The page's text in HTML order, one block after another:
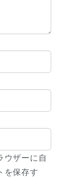
ウザーに自
を保存す